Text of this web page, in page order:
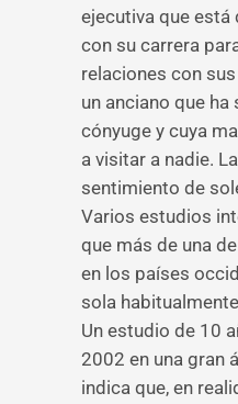
ejecutiva que
con su carrera
relaciones con
un anciano que
cónyuge y cuya
a visitar a nadie.
sentimiento de
Varios estudios
que más de una
en los países
sola
Un estudio de 10
2002 en una gran
indica que, en